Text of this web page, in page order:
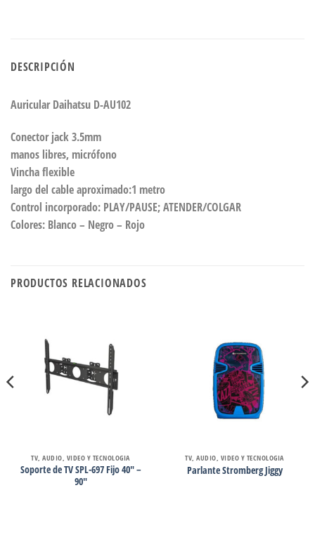
DESCRIPCIÓN
Auricular Daihatsu D-AU102
Conector jack 3.5mm
manos libres, micrófono
Vincha flexible
largo del cable aproximado:1 metro
Control incorporado: PLAY/PAUSE; ATENDER/COLGAR
Colores: Blanco – Negro – Rojo
PRODUCTOS RELACIONADOS
TV, AUDIO, VIDEO Y TECNOLOGIA
Soporte de TV SPL-697 Fijo 40″ –
90″
TV, AUDIO, VIDEO Y TECNOLOGIA
Parlante Stromberg Jiggy